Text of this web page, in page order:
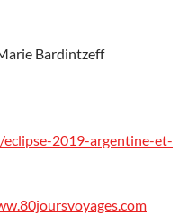
Bardintzeff
2019-argentine-et-